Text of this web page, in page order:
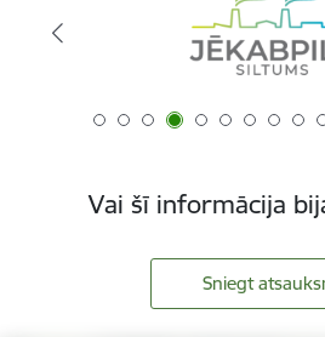
Vai šī informācija
Sniegt